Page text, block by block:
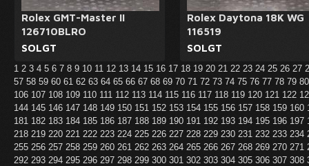
Rolex GMT-Master II
126710BLRO
SOLGT
Rolex Daytona 18K WG
116519
SOLGT
1 2 3 4 5 6 7 8 9 10 11 12 13 14 15 16 17 18 19 20 21 22 23 24 25 26 27
57 58 59 60 61 62 63 64 65 66 67 68 69 70 71 72 73 74 75 76 77 78 79
106 107 108 109 110 111 112 113 114 115 116 117 118 119 120 121 122
144 145 146 147 148 149 150 151 152 153 154 155 156 157 158 159 160
181 182 183 184 185 186 187 188 189 190 191 192 193 194 195 196 197
218 219 220 221 222 223 224 225 226 227 228 229 230 231 232 233 234
255 256 257 258 259 260 261 262 263 264 265 266 267 268 269 270 271
292 293 294 295 296 297 298 299 300 301 302 303 304 305 306 307 308